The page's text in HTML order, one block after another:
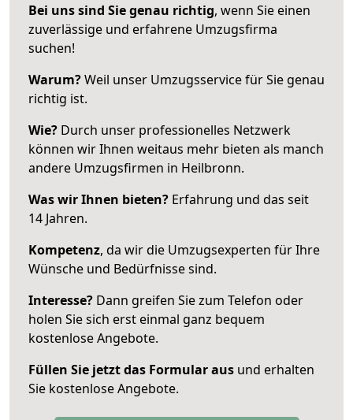
Bei uns sind Sie genau richtig, wenn Sie einen
zuverlässige und erfahrene Umzugsfirma
suchen!
Warum?Weil unser Umzugsservice für Sie genau
richtig ist.
Wie? Durch unser professionelles Netzwerk
können wir Ihnen weitaus mehr bieten als manch
andere Umzugsfirmen in Heilbronn.
Was wir Ihnen bieten? Erfahrung und das seit
14 Jahren.
Kompetenz, da wir die Umzugsexperten für Ihre
Wünsche und Bedürfnisse sind.
Interesse? Dann greifen Sie zum Telefon oder
holen Sie sich erst einmal ganz bequem
kostenlose Angebote.
Füllen Sie jetzt das Formular aus und erhalten
Sie kostenlose Angebote.